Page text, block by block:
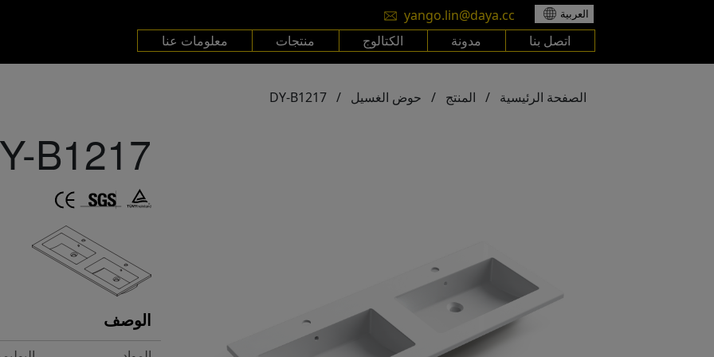
yango.lin@daya.cc العربية
معلومات عنا منتجات الكتالوج مدونة اتصل بنا
الصفحة الرئيسية / المنتج / حوض الغسيل /
DY-B1217
B1217
الوصف